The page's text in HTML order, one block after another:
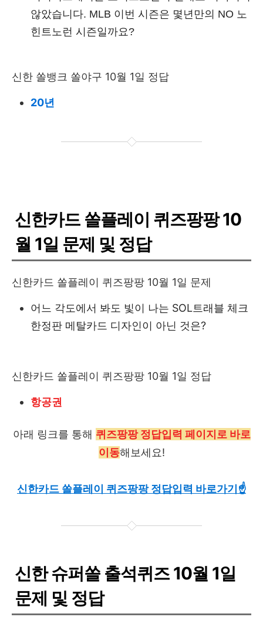
않았습니다. MLB 이번 시즌은 몇년만의 NO 노
힌트노런 시즌일까요?
신한 쏠뱅크 쏠야구 10월 1일 정답
20년
신한카드 쏠플레이 퀴즈팡팡 10
월 1일 문제 및 정답
신한카드 쏠플레이 퀴즈팡팡 10월 1일 문제
어느 각도에서 봐도 빛이 나는 SOL트래블 체크
한정판 메탈카드 디자인이 아닌 것은?
신한카드 쏠플레이 퀴즈팡팡 10월 1일 정답
항공권
아래 링크를 통해 퀴즈팡팡 정답입력 페이지로 바로
이동해보세요!
신한카드 쏠플레이 퀴즈팡팡 정답입력 바로가기☝
신한 슈퍼쏠 출석퀴즈 10월 1일
문제 및 정답